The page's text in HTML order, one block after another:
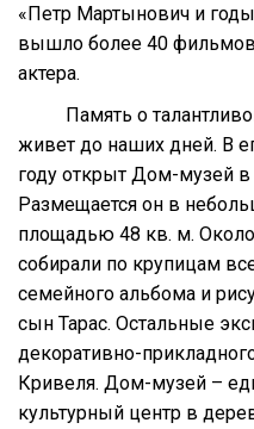
«Петр Мартынович и
вышло более 40 фильмов
актера.
Память о
живет до наших дней. В
году открыт Дом-музей в
Размещается он в
площадью 48 кв. м.
собирали по крупицам
семейного альбома и
сын Тарас. Остальные
декоративно-
Кривеля. Дом-музей –
культурный центр в